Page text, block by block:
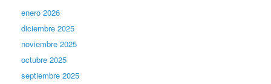
enero 2026
diciembre 2025
noviembre 2025
octubre 2025
septiembre 2025